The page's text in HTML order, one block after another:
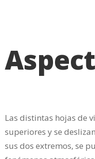
Las distintas hojas de
superiores y se
sus dos extremos, se